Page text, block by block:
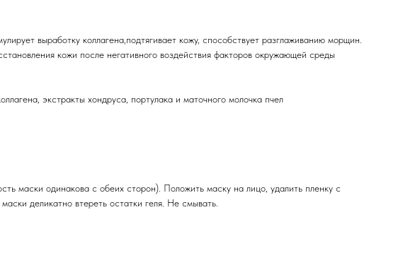
выработку коллагена,подтягивает кожу, способствует разглаживанию морщин.
кожи после негативного воздействия факторов окружающей среды
экстракты хондруса, портулака и маточного молочка пчел
маски одинакова с обеих сторон). Положить маску на лицо, удалить пленку с
деликатно втереть остатки геля. Не смывать.